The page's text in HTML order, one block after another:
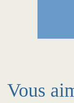
Vous